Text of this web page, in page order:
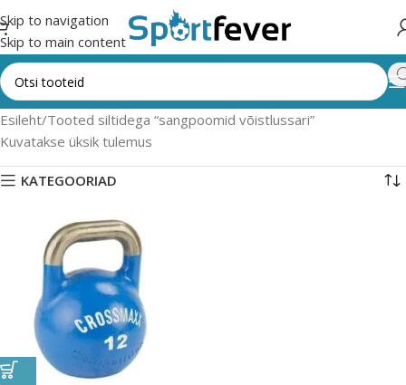
Skip to navigation
Skip to main content
Esileht Tooted siltidega “sangpoomid võistlussari”
Kuvatakse üksik tulemus
KATEGOORIAD